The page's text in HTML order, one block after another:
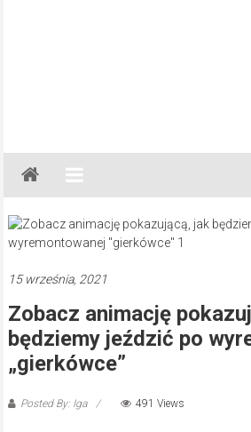
Gazeta
Regionalna
Częstochowa,
Kłobuck,
Myszków
15 września, 2021
Zobacz animację
będziemy jeździć po
„gierkówce”
Posted By: Iga 491 Views